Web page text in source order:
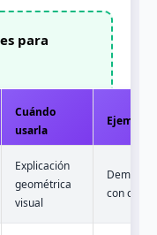
para
Cuándo
usarla
Ejemplo
Explicación
geométrica
visual
con